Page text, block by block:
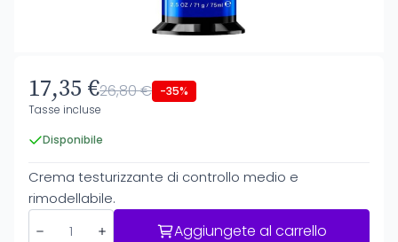
17,35 €26,80 € -35%
Tasse incluse
Disponibile
Crema testurizzante di controllo medio e
rimodellabile.
Aggiungete al carrello